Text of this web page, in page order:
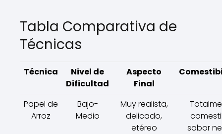
Tabla Comparativa de
Técnicas
Técnica
Nivel de
Dificultad
Aspecto
Final
Papel de
Arroz
Bajo-
Medio
Muy realista,
delicado,
etéreo
sabor